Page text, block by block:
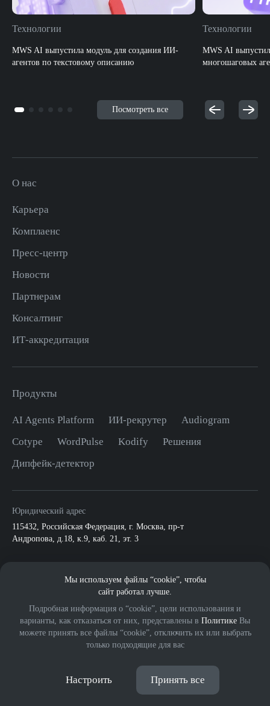
Технологии
MWS AI выпустила модуль для создания ИИ-
агентов по текстовому описанию
Технологии
MWS AI
многошаговых
Посмотреть все
О нас
Карьера
Комплаенс
Пресс-центр
Новости
Партнерам
Консалтинг
ИТ-аккредитация
Продукты
AI Agents Platform ИИ-рекрутер
Audiogram
Cotype
WordPulse Kodify
Решения
Дипфейк-детектор
Юридический адрес
115432, Российская Федерация, г. Москва, пр-т
Андропова, д.18, к.9, каб. 21, эт. 3
Мы используем файлы “cookie”, чтобы
сайт работал лучше.
Подробная информация о “cookie”, цели использования и
варианты, как отказаться от них, представлены в Политике Вы
можете принять все файлы “cookie”, отключить их или выбрать
только подходящие для вас
Настроить Принять все